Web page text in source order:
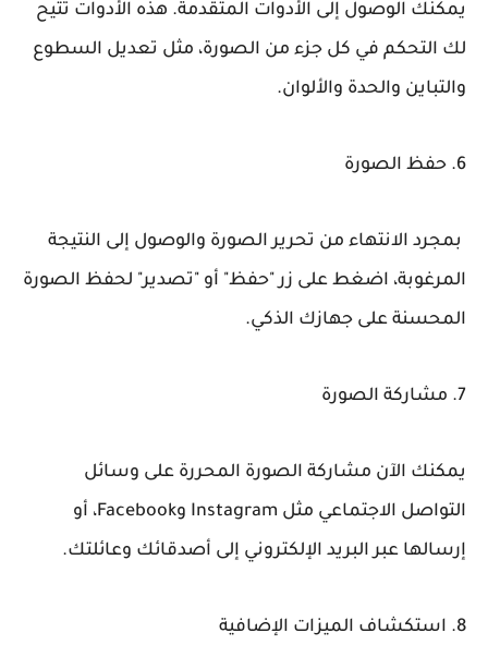
يمكنك الوصول إلى الأدوات المتقدمة. هذه الأدوات تتيح
لك التحكم في كل جزء من الصورة، مثل تعديل السطوع
والتباين والحدة والألوان.
6. حفظ الصورة
بمجرد الانتهاء من تحرير الصورة والوصول إلى النتيجة
المرغوبة، اضغط على زر "حفظ" أو "تصدير" لحفظ الصورة
المحسنة على جهازك الذكي.
7. مشاركة الصورة
يمكنك الآن مشاركة الصورة المحررة على وسائل
التواصل الاجتماعي مثل Instagram وFacebook، أو
إرسالها عبر البريد الإلكتروني إلى أصدقائك وعائلتك.
8. استكشاف الميزات الإضافية